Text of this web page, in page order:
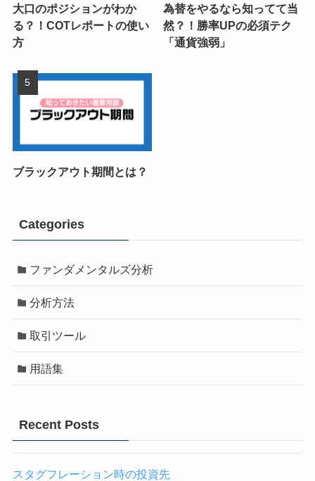
大口のポジションがわか
る？！COTレポートの使い
方
為替をやるなら知ってて当
然？！勝率UPの必須テク
「通貨強弱」
ブラックアウト期間とは？
Categories
ファンダメンタルズ分析
分析方法
取引ツール
用語集
Recent Posts
スタグフレーション時の投資先